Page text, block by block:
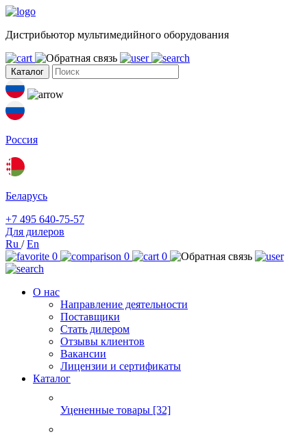
Дистрибьютор мультимедийного оборудования
Каталог
Россия
Беларусь
+7 495 640-75-57
Для дилеров
Ru /En
0
0 0
О нас
Направление деятельности
Поставщики
Стать дилером
Отзывы клиентов
Вакансии
Лицензии и сертификаты
Каталог
Уцененные товары [32]